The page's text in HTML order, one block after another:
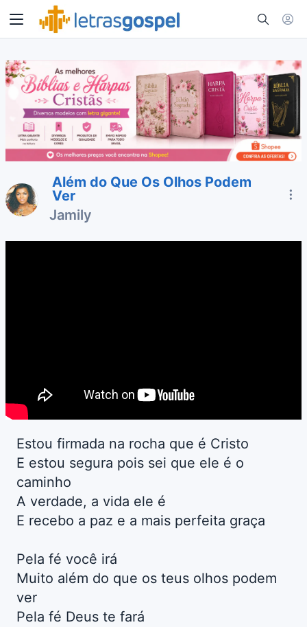
Além do Que Os Olhos Podem
Ver
Jamily
Estou firmada na rocha que é Cristo
E estou segura pois sei que ele é o
caminho
A verdade, a vida ele é
E recebo a paz e a mais perfeita graça
Pela fé você irá
Muito além do que os teus olhos podem
ver
Pela fé Deus te fará